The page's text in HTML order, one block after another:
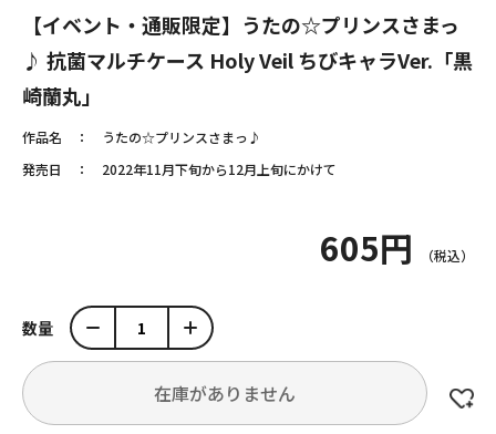
【イベント・通販限定】うたの☆プリンスさまっ
♪ 抗菌マルチケース Holy Veil ちびキャラVer.「黒
崎蘭丸」
作品名
うたの☆プリンスさまっ♪
発売日
2022年11月下旬から12月上旬にかけて
605円
数量
在庫がありません